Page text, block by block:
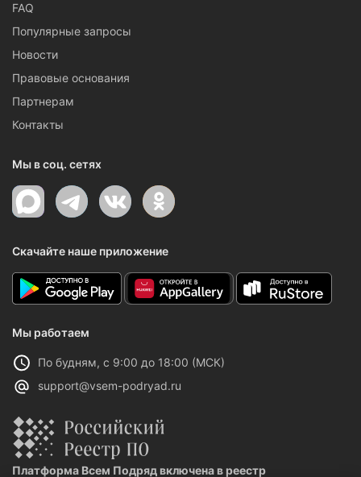
FAQ
Популярные запросы
Новости
Правовые основания
Партнерам
Контакты
Мы в соц. сетях
Скачайте наше приложение
Мы работаем
По будням, с 9:00 до 18:00 (МСК)
support@vsem-podryad.ru
Платформа Всем Подряд включена в реестр